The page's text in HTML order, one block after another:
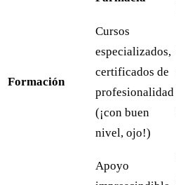
Formación
Cursos
especializados,
certificados de
profesionalidad
(¡con buen
nivel, ojo!)
Apoyo